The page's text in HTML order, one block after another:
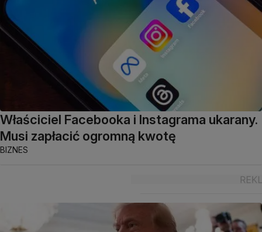
Właściciel Facebooka i Instagrama ukarany.
Musi zapłacić ogromną kwotę
BIZNES